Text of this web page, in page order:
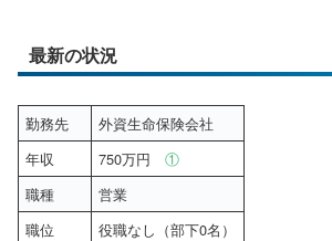
最新の状況
勤務先
外資生命保険会社
年収
750万円①
職種
営業
職位
役職なし（部下0名）